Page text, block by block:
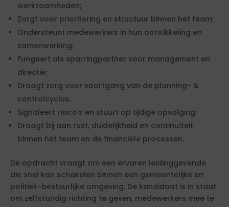
werkzaamheden;
Zorgt voor prioritering en structuur binnen het team;
Ondersteunt medewerkers in hun ontwikkeling en
samenwerking;
Fungeert als sparringpartner voor management en
directie;
Draagt zorg voor voortgang van de planning- &
controlcyclus;
Signaleert risico’s en stuurt op tijdige opvolging;
Draagt bij aan rust, duidelijkheid en continuïteit
binnen het team en de financiële processen.
De opdracht vraagt om een ervaren leidinggevende
die snel kan schakelen binnen een gemeentelijke en
politiek-bestuurlijke omgeving. De kandidaat is in staat
om zelfstandig richting te geven, medewerkers mee te